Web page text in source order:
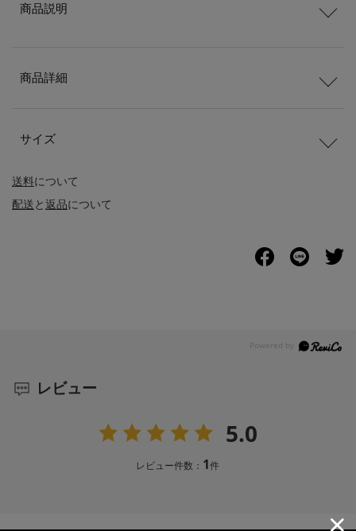
送料について
配送と返品について
商品説明
商品詳細
サイズ
レビュー
5.0
レビュー件数： 1件